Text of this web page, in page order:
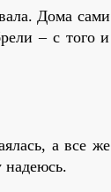
Дома сами
– с того и
а все же
надеюсь.